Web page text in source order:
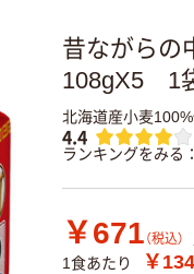
昔ながら
108gX5 1
北海道産小麦
4.4
ランキングをみる
￥671 （税込）
1食あたり
￥